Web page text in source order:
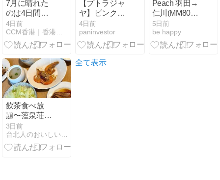
7月に晴れた
のは4日間だ
け、観測史上
2番目の降雨
量を記録
4日前
【プトラジャ
ヤ】ピンクモ
スク！KLから
の行き方・見
どころ・Grab
る理由
4日前
paninvestor
Peach 羽田→
仁川(MM809)
便【2026年7
月】
5日前
be happy
飲茶食べ放
題〜薀泉荘公
寓式温泉飯店
3日前
全て表示